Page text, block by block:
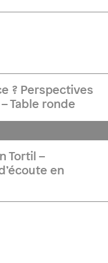
? Perspectives
Table ronde
Tortil –
en